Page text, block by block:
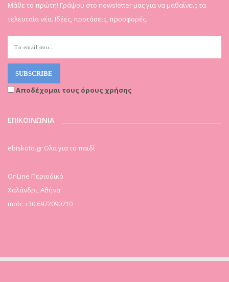
Μάθε το πρώτη! Γράψου στο newsletter μας για να μαθαίνεις τα
τελευταία νέα. Ιδέες, προτάσεις, προσφορές.
Αποδέχομαι τους όρους χρήσης
ΕΠΙΚΟΙΝΩΝΙΑ
ebiskoto.gr Ολα για το παιδί
OnLine Περιοδικό
Χαλάνδρι, Αθήνα
mob: +30 6972090710